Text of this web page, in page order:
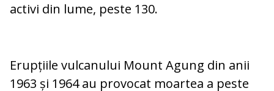
activi din lume, peste 130.
Erupțiile vulcanului Mount Agung din anii
1963 și 1964 au provocat moartea a peste